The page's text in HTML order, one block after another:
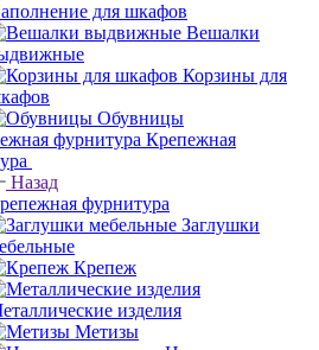
для шкафов
Вешалки
Корзины для
Обувницы
Крепежная
Назад
фурнитура
Заглушки
Крепеж
изделия
Метизы